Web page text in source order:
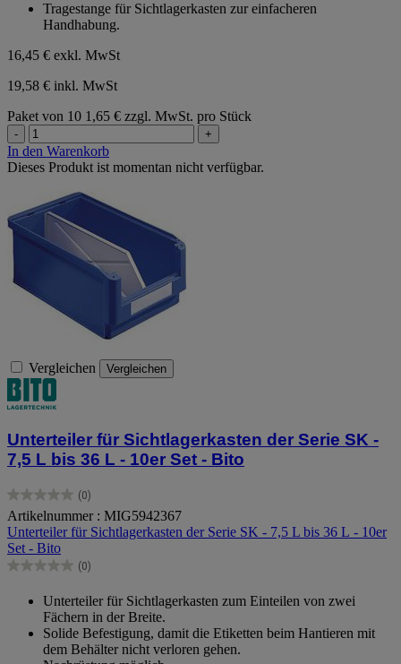
Sternen.
Tragestange für Sichtlagerkasten zur einfacheren
Handhabung.
16,45 € exkl. MwSt
19,58 € inkl. MwSt
Paket von 10 1,65 € zzgl. MwSt. pro Stück
- +
In den Warenkorb
Dieses Produkt ist momentan nicht verfügbar.
Vergleichen Vergleichen
Unterteiler für Sichtlagerkasten der Serie SK -
7,5 L bis 36 L - 10er Set - Bito
(0)
0.0
von
5
Sternen.
Artikelnummer : MIG5942367
Unterteiler für Sichtlagerkasten der Serie SK - 7,5 L bis 36 L - 10er
Set - Bito
(0)
0.0
Sternen.
Unterteiler für Sichtlagerkasten zum Einteilen von zwei
Fächern in der Breite.
Solide Befestigung, damit die Etiketten beim Hantieren mit
dem Behälter nicht verloren gehen.